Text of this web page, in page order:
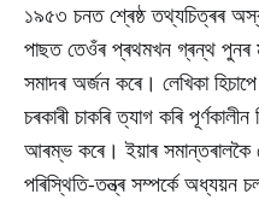
১৯৫৩ চনত শ্ৰেষ্ঠ তথ্যচিত্ৰৰ
পাছত তেওঁৰ প্ৰথমখন গ্ৰন্থ
সমাদৰ অৰ্জন কৰে। লেখিকা
চৰকাৰী চাকৰি ত্যাগ কৰি পূৰ্ণকালীন
আৰম্ভ কৰে। ইয়াৰ সমান্তৰালকৈ
পৰিস্থিতি-তন্ত্ৰ সম্পৰ্কে